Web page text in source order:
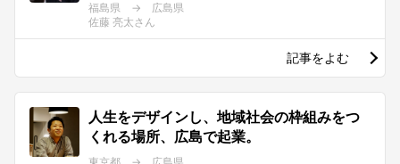
福島県 → 広島県
佐藤 亮太さん
記事をよむ
人生をデザインし、地域社会の枠組みをつ
くれる場所、広島で起業。